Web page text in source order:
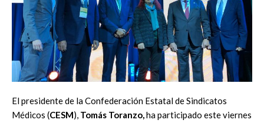
El presidente de la Confederación Estatal de Sindicatos
Médicos (CESM), Tomás Toranzo,ha participado este viernes